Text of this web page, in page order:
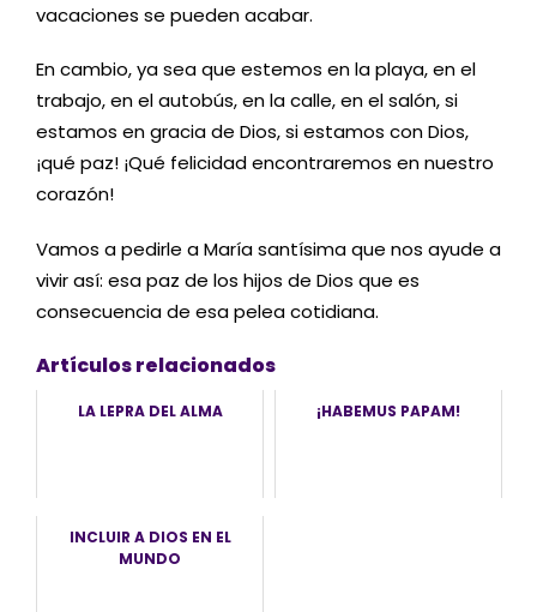
vacaciones se pueden acabar.
En cambio, ya sea que estemos en la playa, en el
trabajo, en el autobús, en la calle, en el salón, si
estamos en gracia de Dios, si estamos con Dios,
¡qué paz! ¡Qué felicidad encontraremos en nuestro
corazón!
Vamos a pedirle a María santísima que nos ayude a
vivir así: esa paz de los hijos de Dios que es
consecuencia de esa pelea cotidiana.
Artículos relacionados
LA LEPRA DEL ALMA ¡HABEMUS PAPAM!
INCLUIR A DIOS EN EL
MUNDO